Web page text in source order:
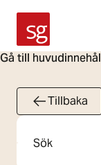
Gå tillSG Armaturen
Tillbaka
Sök